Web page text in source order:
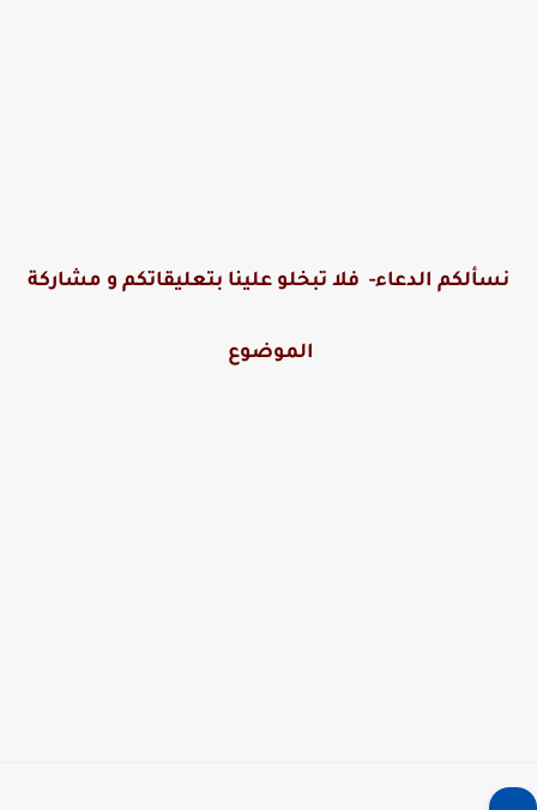
نسألكم الدعاء- فلا تبخلو علينا بتعليقاتكم و مشاركة
الموضوع